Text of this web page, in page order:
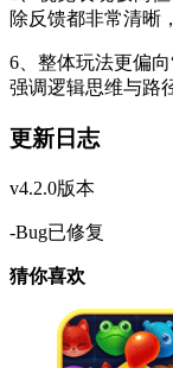
除反馈都非常清晰
6、整体玩法更偏
强调逻辑思维与路
更新日志
v4.2.0版本
-Bug已修复
猜你喜欢